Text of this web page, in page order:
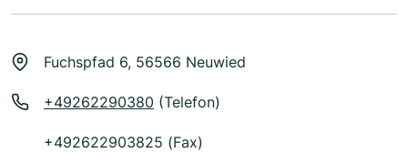
Fuchspfad 6, 56566 Neuwied
+49262290380 (Telefon)
+492622903825 (Fax)